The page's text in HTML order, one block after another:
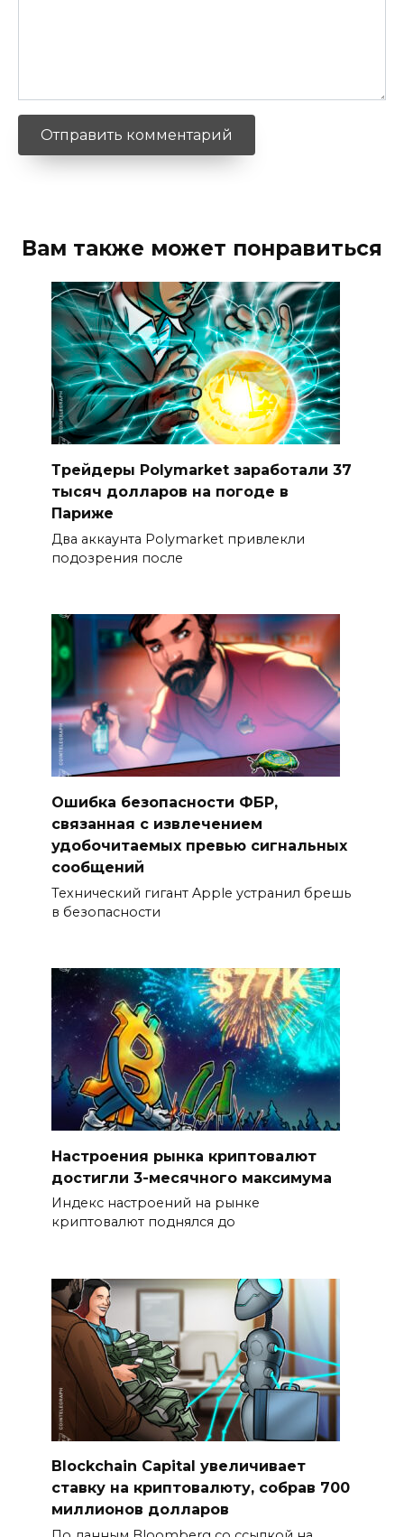
Вам также может понравиться
Трейдеры Polymarket заработали 37
тысяч долларов на погоде в
Париже
Два аккаунта Polymarket привлекли
подозрения после
Ошибка безопасности ФБР,
связанная с извлечением
удобочитаемых превью сигнальных
сообщений
Технический гигант Apple устранил брешь
в безопасности
Настроения рынка криптовалют
достигли 3-месячного максимума
Индекс настроений на рынке
криптовалют поднялся до
Blockchain Capital увеличивает
ставку на криптовалюту, собрав 700
миллионов долларов